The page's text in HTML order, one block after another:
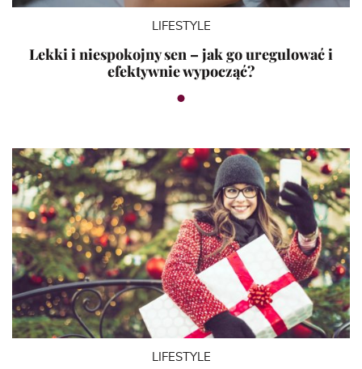
LIFESTYLE
Lekki i niespokojny sen – jak go uregulować i
efektywnie wypocząć?
LIFESTYLE